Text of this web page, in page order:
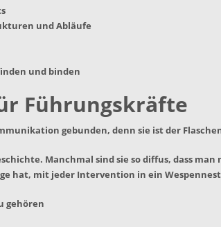
und Abläufe
und binden
Führungskräfte
gebunden, denn sie ist der
Manchmal sind sie so diffus, dass
hat, mit jeder Intervention in ein
gehören